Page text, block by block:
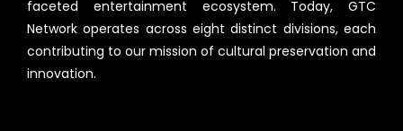
faceted entertainment ecosystem. Today, GTC
Network operates across eight distinct divisions, each
contributing to our mission of cultural preservation and
innovation.